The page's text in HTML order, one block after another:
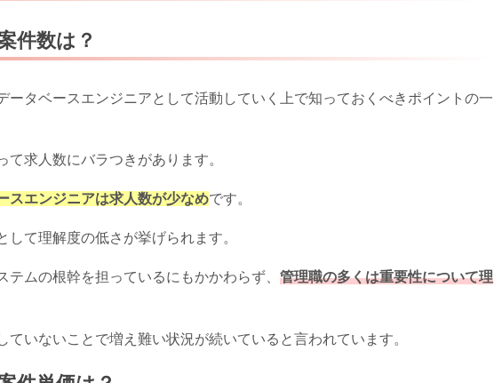
件数は？
ータベースエンジニアとして活動していく上で知っておくべきポイントの一
求人数にバラつきがあります。
スエンジニアは求人数が少なめです。
て理解度の低さが挙げられます。
ムの根幹を担っているにもかかわらず、 管理職の多くは重要性について理
いないことで増え難い状況が続いていると言われています。